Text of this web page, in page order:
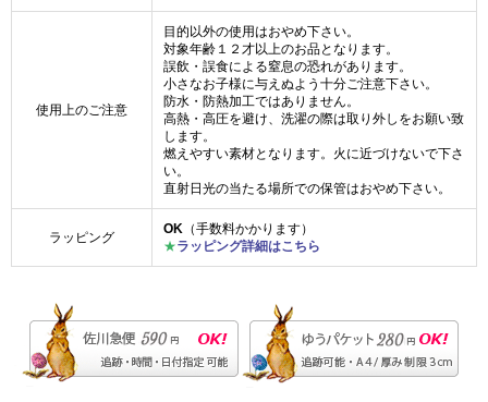
使用上のご注意
目的以外の使用はおやめ下さい。
対象年齢１２才以上のお品となります。
誤飲・誤食による窒息の恐れがあります。
小さなお子様に与えぬよう十分ご注意下さい。
防水・防熱加工ではありません。
高熱・高圧を避け、洗濯の際は取り外しをお願い致
します。
燃えやすい素材となります。火に近づけないで下さ
い。
直射日光の当たる場所での保管はおやめ下さい。
ラッピング
OK （手数料かかります）
★ラッピング詳細はこちら